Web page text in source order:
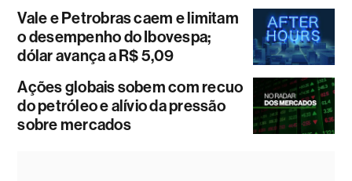
Vale e Petrobras caem e limitam
o desempenho do Ibovespa;
dólar avança a R$ 5,09
Ações globais sobem com recuo
do petróleo e alívio da pressão
sobre mercados